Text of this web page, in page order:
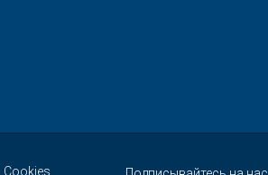
Cookies